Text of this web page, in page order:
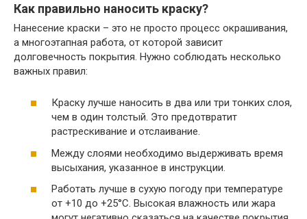
Как правильно наносить краску?
Нанесение краски – это не просто процесс окрашивания,
а многоэтапная работа, от которой зависит
долговечность покрытия. Нужно соблюдать несколько
важных правил:
Краску лучше наносить в два или три тонких слоя,
чем в один толстый. Это предотвратит
растрескивание и отслаивание.
Между слоями необходимо выдерживать время
высыхания, указанное в инструкции.
Работать лучше в сухую погоду при температуре
от +10 до +25°C. Высокая влажность или жара